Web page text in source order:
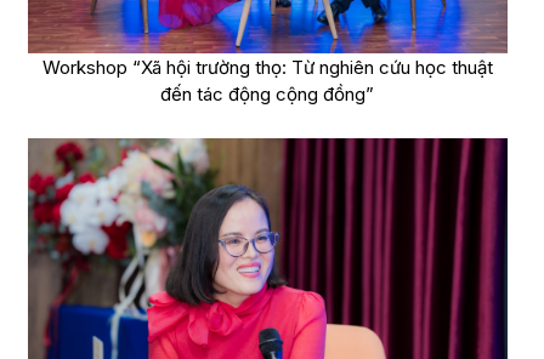
Workshop “Xã hội trường thọ: Từ nghiên cứu học thuật
đến tác động cộng đồng”